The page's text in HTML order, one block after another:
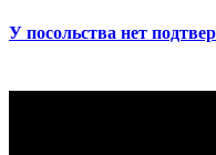
У посольства нет